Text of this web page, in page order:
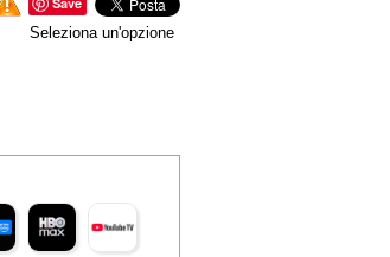
Seleziona un'opzione